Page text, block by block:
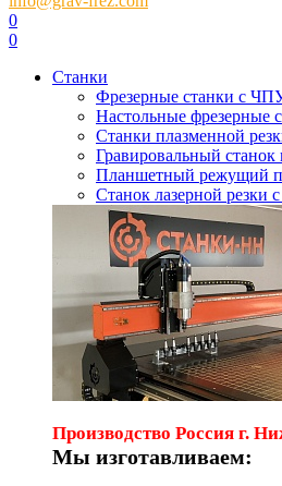
0
0
Станки
Фрезерные станки с
Настольные фрезерные
Станки плазменной
Гравировальный
Планшетный режущий
Станок лазерной резки
Производство Россия г.
Мы изготавливаем: